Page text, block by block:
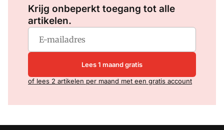
Krijg onbeperkt toegang tot alle
artikelen.
Lees 1 maand gratis
of lees 2 artikelen per maand met een gratis account